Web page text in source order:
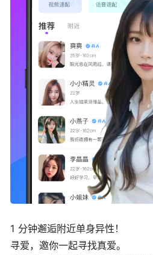
1 分钟邂逅附近单身异性！
寻爱，邀你一起寻找真爱。